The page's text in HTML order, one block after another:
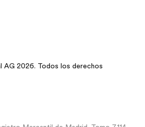
AG 2026. Todos los derechos